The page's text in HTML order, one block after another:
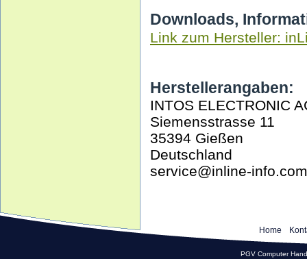
Downloads,
Link zum Hersteller:
Herstellerangaben:
INTOS ELECTRONIC
Siemensstrasse 11
35394 Gießen
Deutschland
service@inline-info.com
Home
PGV Computer